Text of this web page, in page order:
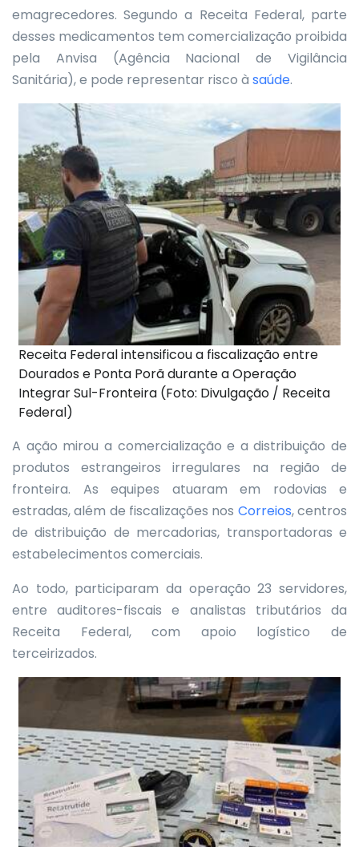
emagrecedores. Segundo a Receita Federal, parte
desses medicamentos tem comercialização proibida
pela Anvisa (Agência Nacional de Vigilância
Sanitária), e pode representar risco à saúde.
Receita Federal intensificou a fiscalização entre
Dourados e Ponta Porã durante a Operação
Integrar Sul-Fronteira (Foto: Divulgação / Receita
Federal)
A ação mirou a comercialização e a distribuição de
produtos estrangeiros irregulares na região de
fronteira. As equipes atuaram em rodovias e
estradas, além de fiscalizações nos Correios, centros
de distribuição de mercadorias, transportadoras e
estabelecimentos comerciais.
Ao todo, participaram da operação 23 servidores,
entre auditores-fiscais e analistas tributários da
Receita Federal, com apoio logístico de
terceirizados.